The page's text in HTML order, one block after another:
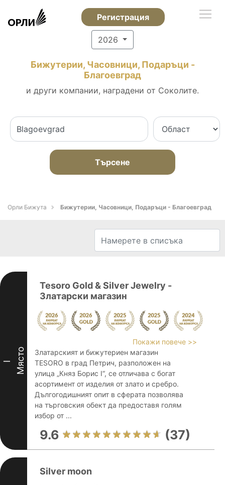
Регистрация
2026
Бижутерии, Часовници, Подаръци -
Благоевград
и други компании, наградени от Соколите.
Търсене
Орли Бижута Бижутерии, Часовници, Подаръци - Благоевград
I Място
Tesoro Gold & Silver Jewelry -
Златарски магазин
Покажи повече >>
Златарският и бижутериен магазин
TESORO в град Петрич, разположен на
улица „Княз Борис I“, се отличава с богат
асортимент от изделия от злато и сребро.
Дългогодишният опит в сферата позволява
на търговския обект да предоставя голям
избор от ...
9.6 (37)
Silver moon